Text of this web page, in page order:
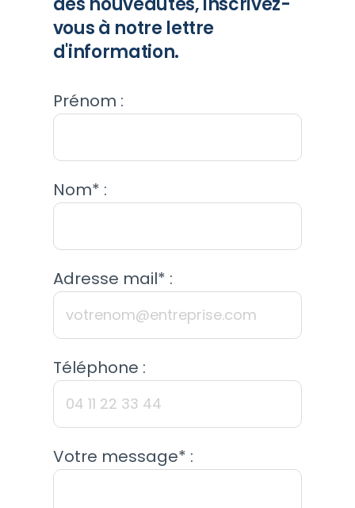
vous à notre lettre
d'information.
Prénom :
Nom* :
Adresse mail* :
Téléphone :
Votre message* :